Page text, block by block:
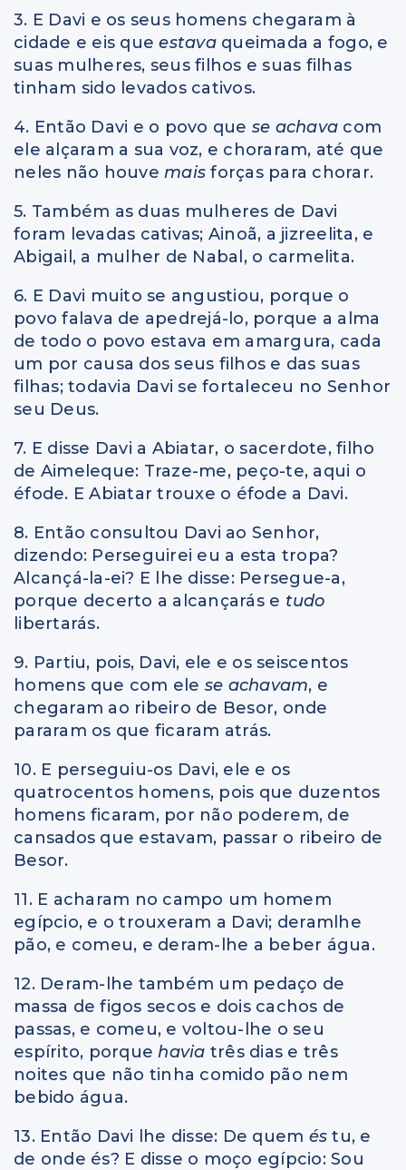
3. E Davi e os seus homens chegaram à
cidade e eis queestava queimada a fogo, e
suas mulheres, seus filhos e suas filhas
tinham sido levados cativos.
4. Então Davi e o povo que se achava com
ele alçaram a sua voz, e choraram, até que
neles não houve maisforças para chorar.
5. Também as duas mulheres de Davi
foram levadas cativas; Ainoã, a jizreelita, e
Abigail, a mulher de Nabal, o carmelita.
6. E Davi muito se angustiou, porque o
povo falava de apedrejá-lo, porque a alma
de todo o povo estava em amargura, cada
um por causa dos seus filhos e das suas
filhas; todavia Davi se fortaleceu no Senhor
seu Deus.
7. E disse Davi a Abiatar, o sacerdote, filho
de Aimeleque: Traze-me, peço-te, aqui o
éfode. E Abiatar trouxe o éfode a Davi.
8. Então consultou Davi ao Senhor,
dizendo: Perseguirei eu a esta tropa?
Alcançá-la-ei? E lhe disse: Persegue-a,
porque decerto a alcançarás e tudo
libertarás.
9. Partiu, pois, Davi, ele e os seiscentos
homens que com ele se achavam, e
chegaram ao ribeiro de Besor, onde
pararam os que ficaram atrás.
10. E perseguiu-os Davi, ele e os
quatrocentos homens, pois que duzentos
homens ficaram, por não poderem, de
cansados que estavam, passar o ribeiro de
Besor.
11. E acharam no campo um homem
egípcio, e o trouxeram a Davi; deramlhe
pão, e comeu, e deram-lhe a beber água.
12. Deram-lhe também um pedaço de
massa de figos secos e dois cachos de
passas, e comeu, e voltou-lhe o seu
espírito, porquehavia três dias e três
noites que não tinha comido pão nem
bebido água.
13. Então Davi lhe disse: De quem éstu, e
de onde és? E disse o moço egípcio: Sou